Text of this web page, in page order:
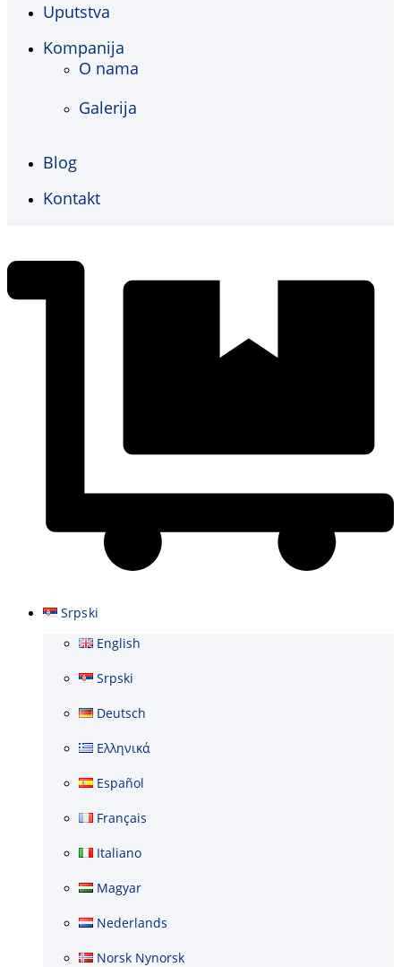
Uputstva
Kompanija
O nama
Galerija
Blog
Kontakt
Srpski
English
Srpski
Deutsch
Ελληνικά
Español
Français
Italiano
Magyar
Nederlands
Norsk Nynorsk